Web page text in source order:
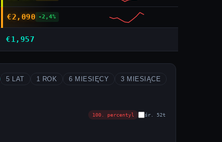
€2,090 -2,4%
€1,957
5 LAT 1 ROK 6 MIESIĘCY 3 MIESIĄCE
100. percentyl śr. 52t